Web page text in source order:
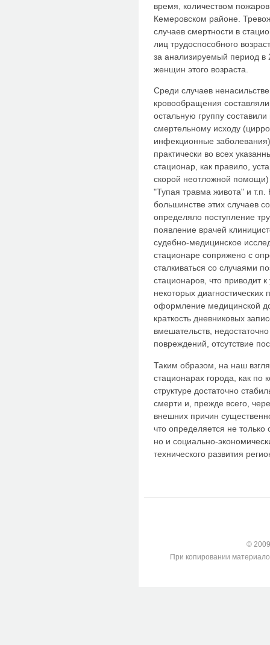
время, количеством
Кемеровском районе.
случаев смертности в
лиц трудоспособного
за анализируемый период в
женщин этого возраста.
Среди случаев
кровообращения
остальную группу
смертельному исходу
инфекционные
практически во всех
стационар, как правило,
скорой неотложной помощи)
"Тупая травма живота" и
большинстве этих случаев
определяло поступление
появление врачей
судебно-медицинское
стационаре сопряжено с
сталкиваться со случаями
стационаров, что приводит
некоторых диагностических
оформление медицинской
краткость дневниковых
вмешательств,
повреждений, отсутствие
Таким образом, на наш
стационарах города, как по
структуре достаточно
смерти и, прежде всего,
внешних причин
что определяется не
но и социально-
технического развития
©
При копировании